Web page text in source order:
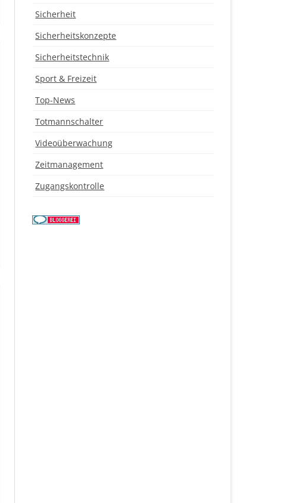
Sicherheit
Sicherheitskonzepte
Sicherheitstechnik
Sport & Freizeit
Top-News
Totmannschalter
Videoüberwachung
Zeitmanagement
Zugangskontrolle